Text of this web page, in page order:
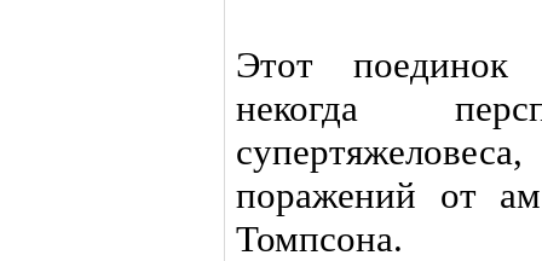
Этот поединок
некогда
поражений от
Томпсона.